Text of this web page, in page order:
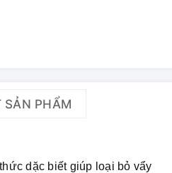
SẢN PHẨM
dặc biết giúp loại bỏ vẩy